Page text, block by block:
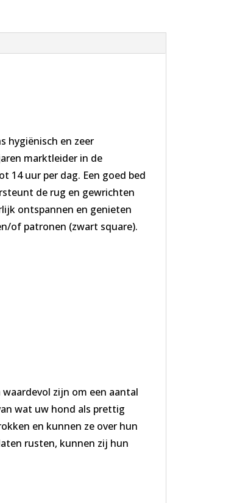
hygiënisch en zeer
marktleider in de
14 uur per dag. Een goed bed
de rug en gewrichten
ontspannen en genieten
of patronen (zwart square).
zijn om een aantal
wat uw hond als prettig
en kunnen ze over hun
rusten, kunnen zij hun